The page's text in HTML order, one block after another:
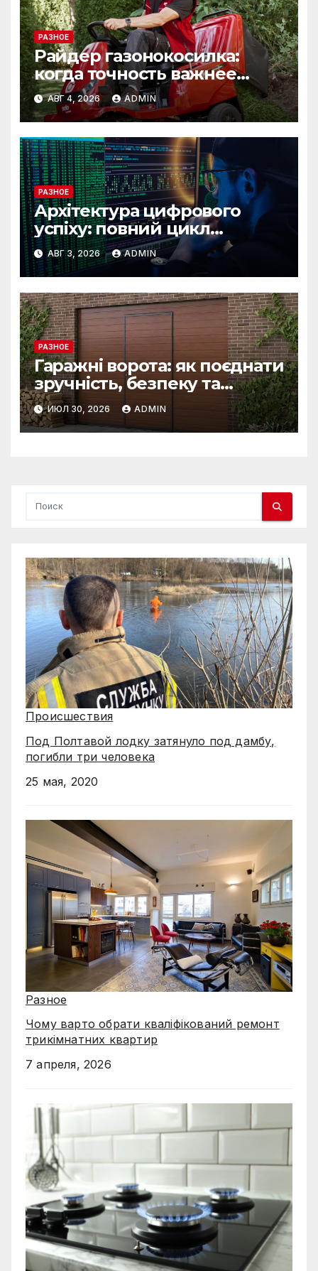
РАЗНОЕ
Райдер газонокосилка:
когда точность важнее
скорости
АВГ 4, 2026 ADMIN
РАЗНОЕ
Архітектура цифрового
успіху: повний цикл
розробки від IST Group
АВГ 3, 2026 ADMIN
РАЗНОЕ
Гаражні ворота: як поєднати
зручність, безпеку та
довговічність
ИЮЛ 30, 2026 ADMIN
Происшествия
Под Полтавой лодку затянуло под дамбу,
погибли три человека
25 мая, 2020
Разное
Чому варто обрати кваліфікований ремонт
трикімнатних квартир
7 апреля, 2026